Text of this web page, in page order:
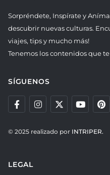
Sorpréndete, Inspírate y
descubrir nuevas culturas.
viajes, tips y mucho más!
Tenemos los contenidos que
SÍGUENOS
© 2025 realizado por INTRIPER.
LEGAL